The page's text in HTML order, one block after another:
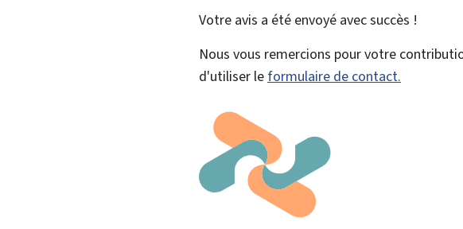
Votre avis a été envoyé avecsuccès !
Nous vous remercions pour votre
d'utiliser le formulaire de contact.